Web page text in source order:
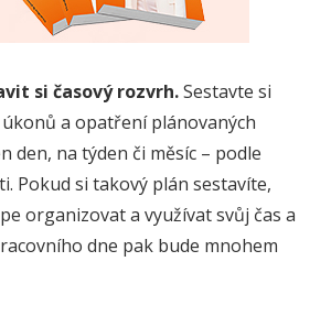
si časový rozvrh.Sestavte si
a opatření plánovaných
den, na týden či měsíc – podle
Pokud si takový plán sestavíte,
organizovat a využívat svůj čas a
dne pak bude mnohem